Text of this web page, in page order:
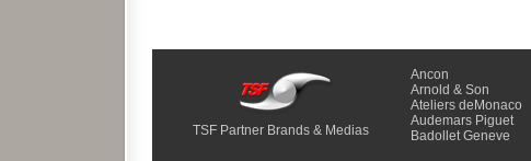
TSF Partner Brands & Medias
Ancon
Arnold & Son
Ateliers deMonaco
Audemars Piguet
Badollet Geneve